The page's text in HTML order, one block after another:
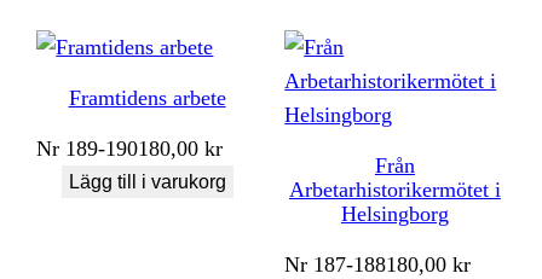
Framtidens arbete
Nr 189-190180,00kr
Lägg till i varukorg
Från
Arbetarhistorikermötet i
Helsingborg
Nr 187-188180,00kr